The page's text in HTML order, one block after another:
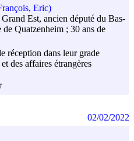
Eric)
Est, ancien député du Bas-
Quatzenheim ; 30 ans de
réception dans leur grade
des affaires étrangères
02/02/2022